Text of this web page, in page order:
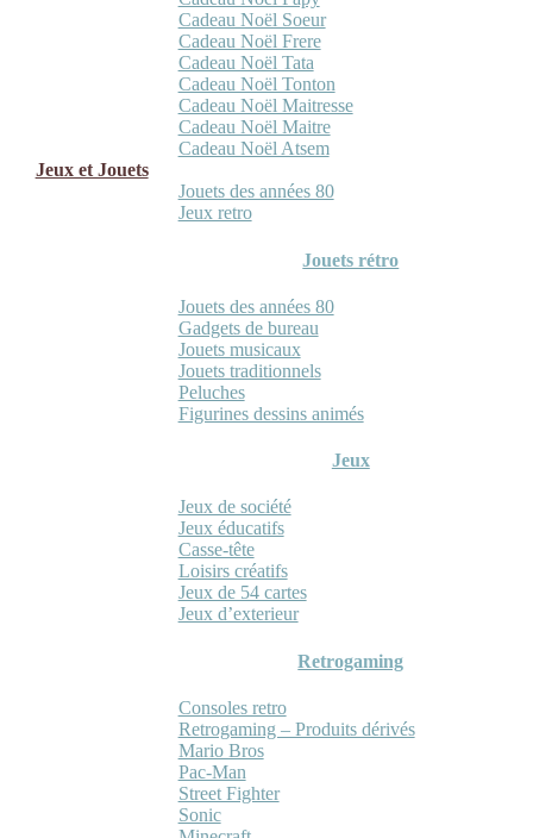
Cadeau Noël Soeur
Cadeau Noël Frere
Cadeau Noël Tata
Cadeau Noël Tonton
Cadeau Noël Maitresse
Cadeau Noël Maitre
Cadeau Noël Atsem
Jeux et Jouets
Jouets des années 80
Jeux retro
Jouets rétro
Jouets des années 80
Gadgets de bureau
Jouets musicaux
Jouets traditionnels
Peluches
Figurines dessins animés
Jeux
Jeux de société
Jeux éducatifs
Casse-tête
Loisirs créatifs
Jeux de 54 cartes
Jeux d’exterieur
Retrogaming
Consoles retro
Retrogaming – Produits dérivés
Mario Bros
Pac-Man
Street Fighter
Sonic